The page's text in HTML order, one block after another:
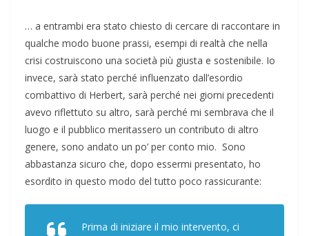
… a entrambi era stato chiesto di cercare di raccontare in
qualche modo buone prassi, esempi di realtà che nella
crisi costruiscono una società più giusta e sostenibile. Io
invece, sarà stato perché influenzato dall’esordio
combattivo di Herbert, sarà perché nei giorni precedenti
avevo riflettuto su altro, sarà perché mi sembrava che il
luogo e il pubblico meritassero un contributo di altro
genere, sono andato un po’ per conto mio. Sono
abbastanza sicuro che, dopo essermi presentato, ho
esordito in questo modo del tutto poco rassicurante:
Prima di iniziare il mio intervento, ci